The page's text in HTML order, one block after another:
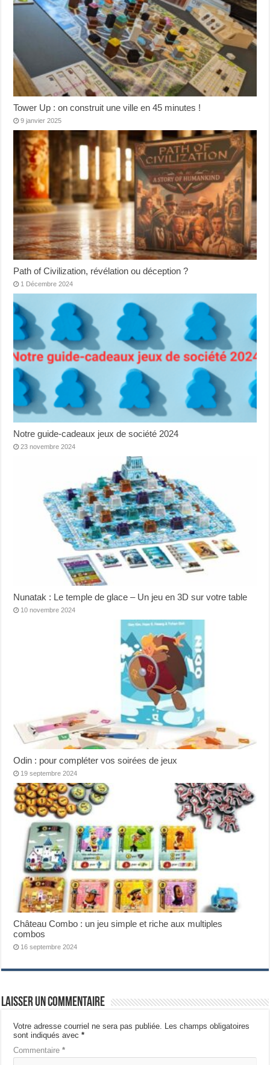
Tower Up : on construit une ville en 45 minutes !
9 janvier 2025
Path of Civilization, révélation ou déception ?
1 Décembre 2024
Notre guide-cadeaux jeux de société 2024
23 novembre 2024
Nunatak : Le temple de glace – Un jeu en 3D sur votre table
10 novembre 2024
Odin : pour compléter vos soirées de jeux
19 septembre 2024
Château Combo : un jeu simple et riche aux multiples
combos
16 septembre 2024
Laisser un commentaire
Votre adresse courriel ne sera pas publiée. Les champs obligatoires
sont indiqués avec*
Commentaire*